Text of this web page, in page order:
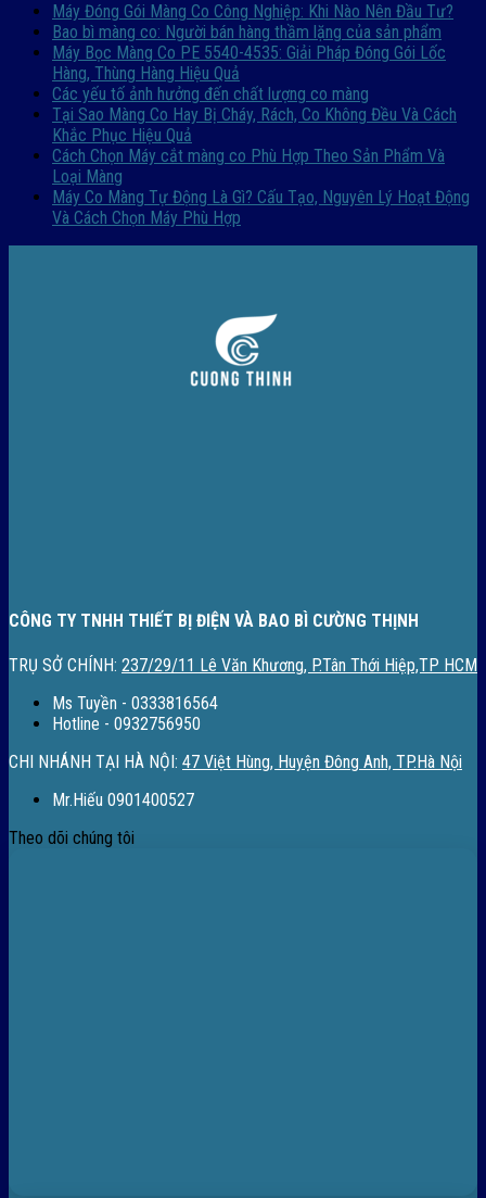
Máy Đóng Gói Màng Co Công Nghiệp: Khi Nào Nên Đầu Tư?
Bao bì màng co: Người bán hàng thầm lặng của sản phẩm
Máy Bọc Màng Co PE 5540-4535: Giải Pháp Đóng Gói Lốc
Hàng, Thùng Hàng Hiệu Quả
Các yếu tố ảnh hưởng đến chất lượng co màng
Tại Sao Màng Co Hay Bị Cháy, Rách, Co Không Đều Và Cách
Khắc Phục Hiệu Quả
Cách Chọn Máy cắt màng co Phù Hợp Theo Sản Phẩm Và
Loại Màng
Máy Co Màng Tự Động Là Gì? Cấu Tạo, Nguyên Lý Hoạt Động
Và Cách Chọn Máy Phù Hợp
CÔNG TY TNHH THIẾT BỊ ĐIỆN VÀ BAO BÌ CƯỜNG THỊNH
TRỤ SỞ CHÍNH: 237/29/11 Lê Văn Khương, P.Tân Thới Hiệp,TP HCM
Ms Tuyền - 0333816564
Hotline - 0932756950
CHI NHÁNH TẠI HÀ NỘI: 47 Việt Hùng, Huyện Đông Anh, TP.Hà Nội
Mr.Hiếu 0901400527
Theo dõi chúng tôi